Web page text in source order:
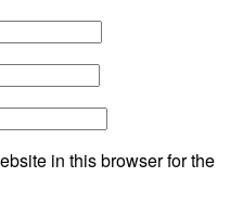
in this browser for the